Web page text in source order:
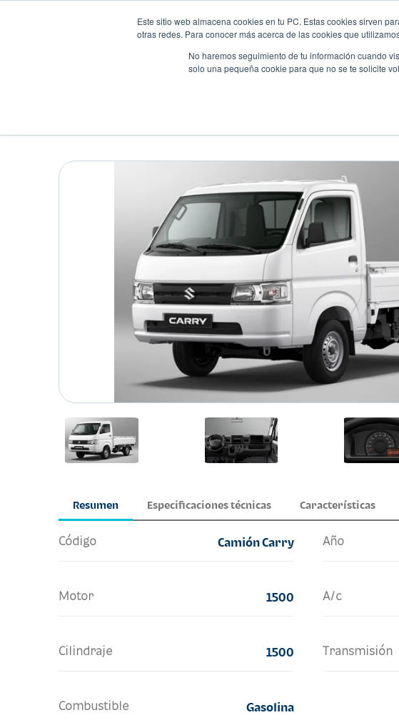
Este sitio web almacena cookies en tu PC. Estas cookies sirven
otras redes. Para conocer más acerca de las cookies que
No haremos seguimiento de tu información cuando
solo una pequeña cookie para que no se te solicite
Resumen Especificaciones técnicas Características
Código Camión Carry Año
Motor 1500 A/c
Cilindraje 1500 Transmisión
Combustible Gasolina